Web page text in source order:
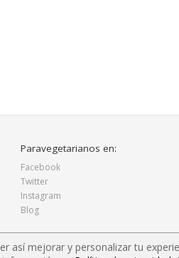
Paravegetarianos en:
Facebook
Twitter
Instagram
Blog
así mejorar y personalizar tu